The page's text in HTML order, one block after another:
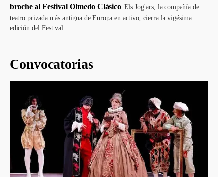
broche al Festival Olmedo Clásico Els Joglars, la compañía de
teatro privada más antigua de Europa en activo, cierra la vigésima
edición del Festival...
Convocatorias